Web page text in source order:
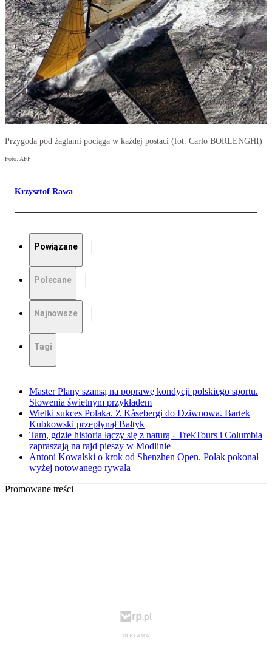
Przygoda pod żaglami pociąga w każdej postaci (fot. Carlo BORLENGHI)
Foto: AFP
Krzysztof Rawa
Powiązane
Polecane
Najnowsze
Tagi
Master Plany szansą na poprawę kondycji polskiego sportu.
Słowenia świetnym przykładem
Wielki sukces Polaka. Z Kåsebergi do Dziwnowa. Bartek
Kubkowski przepłynął Bałtyk
Tam, gdzie historia łączy się z naturą - TrekTours i Columbia
zapraszają na rajd pieszy w Modlinie
Antoni Kowalski o krok od Shenzhen Open. Polak pokonał
wyżej notowanego rywala
Promowane treści